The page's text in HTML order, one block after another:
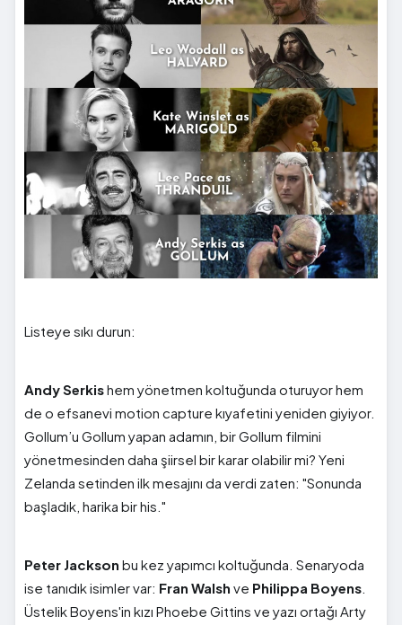
Listeye sıkı durun:
Andy Serkishem yönetmen koltuğunda oturuyor hem
de o efsanevi motion capture kıyafetini yeniden giyiyor.
Gollum’u Gollum yapan adamın, bir Gollum filmini
yönetmesinden daha şiirsel bir karar olabilir mi? Yeni
Zelanda setinden ilk mesajını da verdi zaten: "Sonunda
başladık, harika bir his."
Peter Jackson bu kez yapımcı koltuğunda. Senaryoda
ise tanıdık isimler var: Fran Walsh ve Philippa Boyens
Üstelik Boyens'in kızı Phoebe Gittins ve yazı ortağı Arty